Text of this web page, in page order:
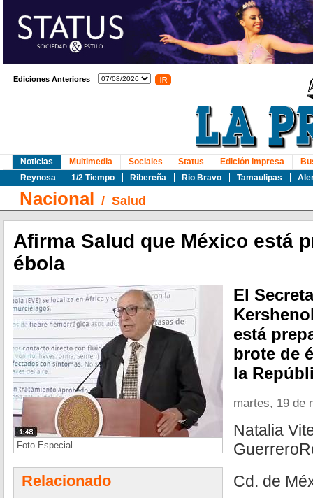
Ediciones Anteriores
Noticias
Reynosa
1/2 Tiempo Ribereña Rio Bravo Tamaulipas
Multimedia Sociales Status Edición Impresa
Nacional / Salud
Afirma Salud que México está
ébola
Foto Especial
Relacionado
El
está
brote de
la
martes, 19 de
Natalia
Cd. de